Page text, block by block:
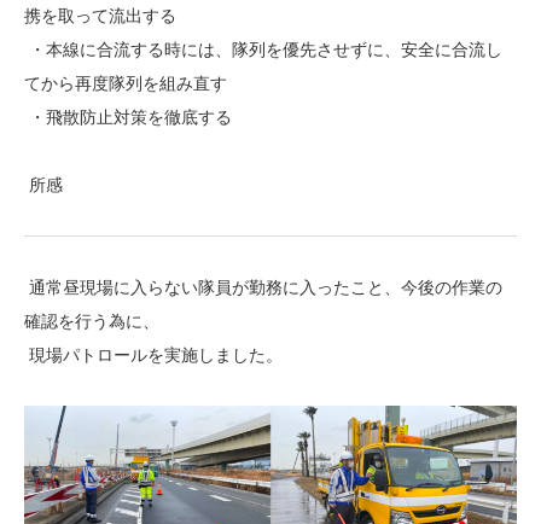
携を取って流出する
・本線に合流する時には、隊列を優先させずに、安全に合流し
てから再度隊列を組み直す
・飛散防止対策を徹底する
所感
通常昼現場に入らない隊員が勤務に入ったこと、今後の作業の
確認を行う為に、
現場パトロールを実施しました。